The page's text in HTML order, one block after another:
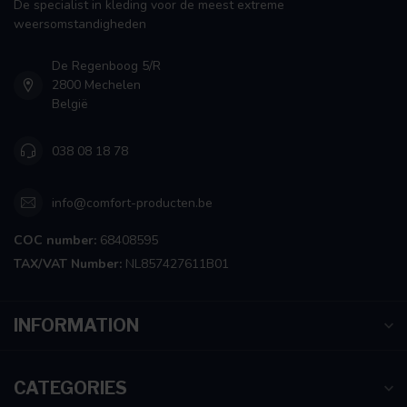
De specialist in kleding voor de meest extreme
weersomstandigheden
De Regenboog 5/R
2800 Mechelen
België
038 08 18 78
info@comfort-producten.be
COC number: 68408595
TAX/VAT Number: NL857427611B01
INFORMATION
CATEGORIES